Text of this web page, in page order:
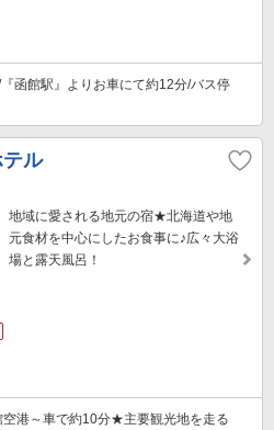
函館駅』よりお車にて約12分/バス停
ル
地域に愛される地元の宿★北海道や地
元食材を中心にしたお食事に♪広々大浴
場と露天風呂！
港～車で約10分★主要観光地を走る